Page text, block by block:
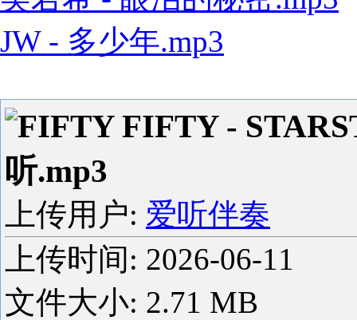
JW - 多少年.mp3
FIFTY FIFTY -
听.mp3
上传用户: 爱听伴奏
上传时间: 2026-06-11
文件大小: 2.71 MB